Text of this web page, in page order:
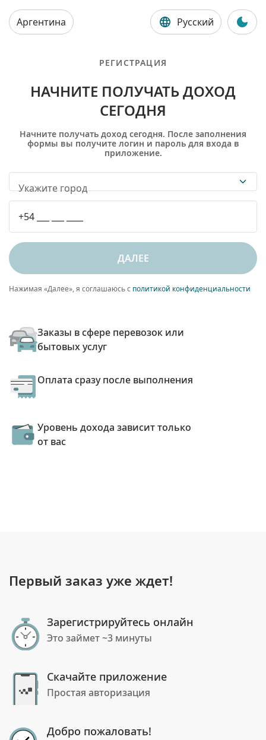
Аргентина Русский
РЕГИСТРАЦИЯ
НАЧНИТЕ ПОЛУЧАТЬ ДОХОД
СЕГОДНЯ
Начните получать доход сегодня. После заполнения
формы вы получите логин и пароль для входа в
приложение.
Укажите город
ДАЛЕЕ
Нажимая «Далее», я соглашаюсь с политикой конфиденциальности
Заказы в сфере перевозок или
бытовых услуг
Оплата сразу после выполнения
Уровень дохода зависит только
от вас
Первый заказ уже ждет!
Зарегистрируйтесь онлайн
Это займет ~3 минуты
Скачайте приложение
Простая авторизация
Добро пожаловать!